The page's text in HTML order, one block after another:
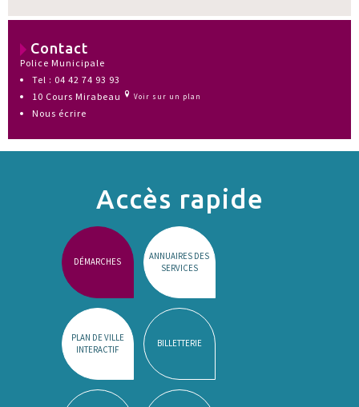
Contact
Police Municipale
Tel : 04 42 74 93 93
10 Cours Mirabeau
Voir sur un plan
Nous écrire
Accès rapide
DÉMARCHES
ANNUAIRES DES
SERVICES
PLAN DE VILLE
INTERACTIF
BILLETTERIE